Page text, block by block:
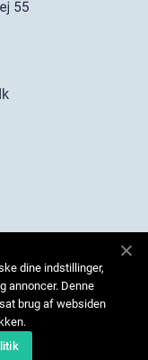
dine indstillinger,
annoncer. Denne
brug af websiden